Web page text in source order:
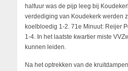
halfuur was de pijp leeg bij
verdediging van Koudekerk werden
koelbloedig 1-2. 71e Minuut: Reijer
1-4. In het laatste kwartier miste
kunnen leiden.
Na het optrekken van de